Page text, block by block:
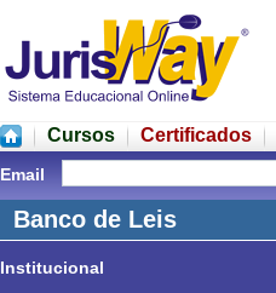
Cursos Certificados
Email
Banco de Leis
Institucional